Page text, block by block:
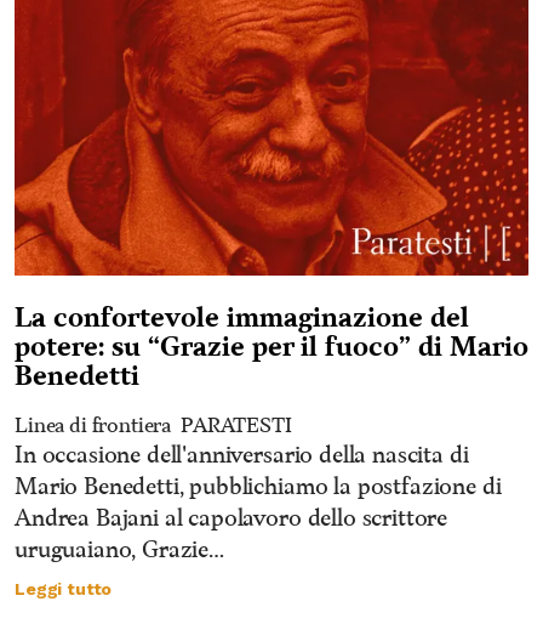
La confortevole immaginazione del
potere: su “Grazie per il fuoco” di Mario
Benedetti
Linea di frontiera PARATESTI
In occasione dell'anniversario della nascita di
Mario Benedetti, pubblichiamo la postfazione di
Andrea Bajani al capolavoro dello scrittore
uruguaiano, Grazie…
Leggi tutto